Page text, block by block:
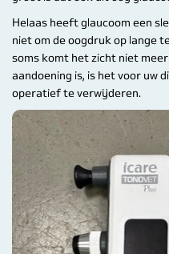
Helaas heeft glaucoom een
niet om de oogdruk op lange
soms komt het zicht niet
aandoening is, is het voor uw
operatief te verwijderen.